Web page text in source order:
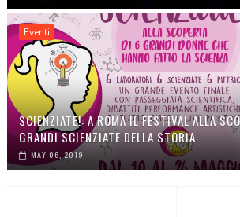
Eventi
SCIENZIATE!: A ROMA IL FESTIVAL ALLA
GRANDI SCIENZIATE DELLA STORIA
MAY 06, 2019